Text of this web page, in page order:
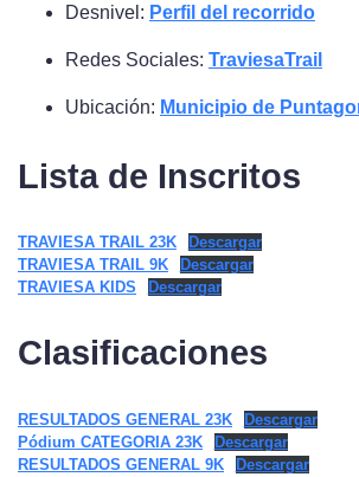
Desnivel: Perfil del recorrido
Redes Sociales: TraviesaTrail
Ubicación: Municipio de
Lista de Inscritos
TRAVIESA TRAIL 23K
Descargar
TRAVIESA TRAIL 9K
Descargar
TRAVIESA KIDS
Descargar
Clasificaciones
RESULTADOS GENERAL 23K
Descargar
Pódium CATEGORIA 23K
Descargar
RESULTADOS GENERAL 9K
Descargar